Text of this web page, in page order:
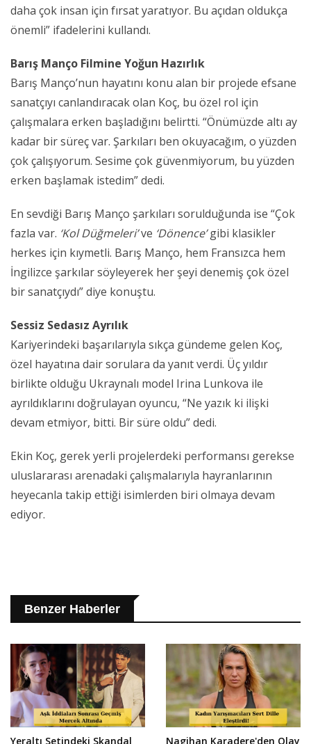
daha çok insan için fırsat yaratıyor. Bu açıdan oldukça
önemli” ifadelerini kullandı.
Barış Manço Filmine Yoğun Hazırlık
Barış Manço’nun hayatını konu alan bir projede efsane
sanatçıyı canlandıracak olan Koç, bu özel rol için
çalışmalara erken başladığını belirtti. “Önümüzde altı ay
kadar bir süreç var. Şarkıları ben okuyacağım, o yüzden
çok çalışıyorum. Sesime çok güvenmiyorum, bu yüzden
erken başlamak istedim” dedi.
En sevdiği Barış Manço şarkıları sorulduğunda ise “Çok
fazla var. ‘Kol Düğmeleri’ve ‘Dönence’gibi klasikler
herkes için kıymetli. Barış Manço, hem Fransızca hem
İngilizce şarkılar söyleyerek her şeyi denemiş çok özel
bir sanatçıydı” diye konuştu.
Sessiz Sedasız Ayrılık
Kariyerindeki başarılarıyla sıkça gündeme gelen Koç,
özel hayatına dair sorulara da yanıt verdi. Üç yıldır
birlikte olduğu Ukraynalı model Irina Lunkova ile
ayrıldıklarını doğrulayan oyuncu, “Ne yazık ki ilişki
devam etmiyor, bitti. Bir süre oldu” dedi.
Ekin Koç, gerek yerli projelerdeki performansı gerekse
uluslararası arenadaki çalışmalarıyla hayranlarının
heyecanla takip ettiği isimlerden biri olmaya devam
ediyor.
Benzer Haberler
Yeraltı Setindeki Skandal
Nagihan Karadere'den Olay